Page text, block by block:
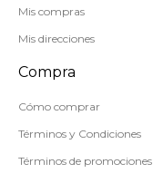
Mis compras
Mis direcciones
Compra
Cómo comprar
Términos y Condiciones
Términos de promociones